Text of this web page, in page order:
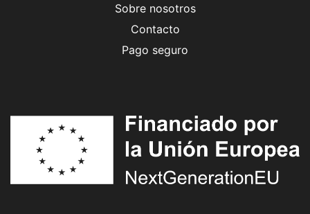
Sobre nosotros
Contacto
Pago seguro